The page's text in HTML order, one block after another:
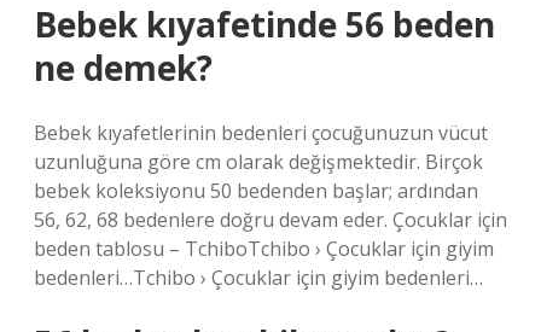
Bebek kıyafetinde 56 beden
ne demek?
Bebek kıyafetlerinin bedenleri çocuğunuzun vücut
uzunluğuna göre cm olarak değişmektedir. Birçok
bebek koleksiyonu 50 bedenden başlar; ardından
56, 62, 68 bedenlere doğru devam eder. Çocuklar için
beden tablosu – TchiboTchibo › Çocuklar için giyim
bedenleri…Tchibo › Çocuklar için giyim bedenleri…